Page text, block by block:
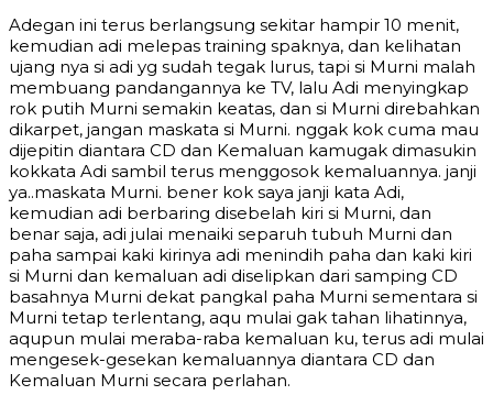
Adegan ini terus berlangsung sekitar hampir 10 menit,
kemudian adi melepas training spaknya, dan kelihatan
ujang nya si adi yg sudah tegak lurus, tapi si Murni malah
membuang pandangannya ke TV, lalu Adi menyingkap
rok putih Murni semakin keatas, dan si Murni direbahkan
dikarpet, jangan maskata si Murni. nggak kok cuma mau
dijepitin diantara CD dan Kemaluan kamugak dimasukin
kokkata Adi sambil terus menggosok kemaluannya. janji
ya..maskata Murni. bener kok saya janji kata Adi,
kemudian adi berbaring disebelah kiri si Murni, dan
benar saja, adi julai menaiki separuh tubuh Murni dan
paha sampai kaki kirinya adi menindih paha dan kaki kiri
si Murni dan kemaluan adi diselipkan dari samping CD
basahnya Murni dekat pangkal paha Murni sementara si
Murni tetap terlentang, aqu mulai gak tahan lihatinnya,
aqupun mulai meraba-raba kemaluan ku, terus adi mulai
mengesek-gesekan kemaluannya diantara CD dan
Kemaluan Murni secara perlahan.